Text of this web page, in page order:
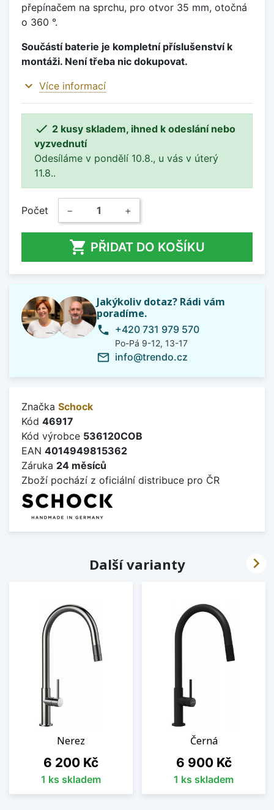
přepínačem na sprchu, pro otvor 35 mm, otočná
o 360 °.
Součástí baterie je kompletní příslušenství k
montáži. Není třeba nic dokupovat.
expand_more Více informací
 2 kusy skladem, ihned k odeslání nebo
vyzvednutí
Odesíláme v pondělí 10.8., u vás v úterý
11.8..
Počet − +
 PŘIDAT DO KOŠÍKU
Jakýkoliv dotaz? Rádi vám
poradíme.
phone +420 731 979 570
Po-Pá 9-12, 13-17
mail_outline info@trendo.cz
Značka Schock
Kód 46917
Kód výrobce 536120COB
EAN 4014949815362
Záruka 24 měsíců
Zboží pochází z oficiální distribuce pro ČR
Další varianty
Nerez
Cena
6 200 Kč
1 ks skladem
Černá
Cena
6 900 Kč
1 ks skladem
